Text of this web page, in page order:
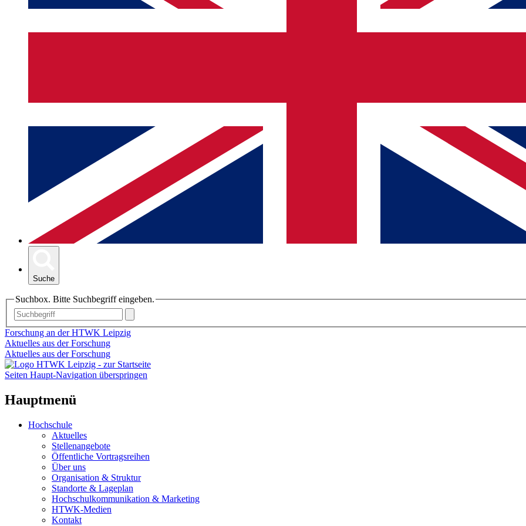
Suche
Suchbox. Bitte Suchbegriff eingeben.
Forschung an der HTWK Leipzig
Aktuelles aus der Forschung
Aktuelles aus der Forschung
Seiten Haupt-Navigation überspringen
Hauptmenü
Hochschule
Aktuelles
Stellenangebote
Öffentliche Vortragsreihen
Über uns
Organisation & Struktur
Standorte & Lageplan
Hochschulkommunikation & Marketing
HTWK-Medien
Kontakt